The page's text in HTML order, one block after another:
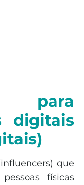
para
digitais
que
físicas